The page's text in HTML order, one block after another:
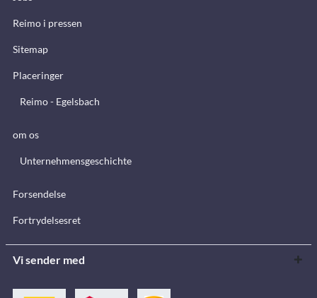
Reimo i pressen
Sitemap
Placeringer
Reimo - Egelsbach
om os
Unternehmensgeschichte
Forsendelse
Fortrydelsesret
Vi sender med